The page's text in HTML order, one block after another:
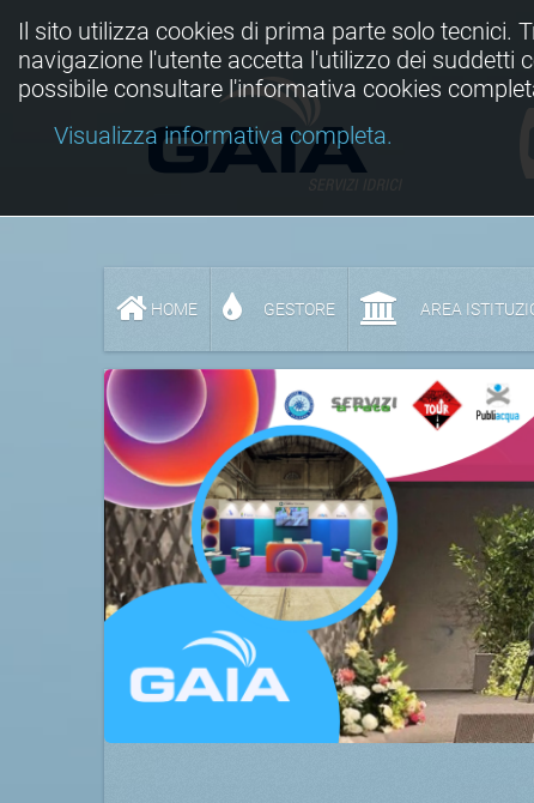
HOME GESTORE AREA
Il sito utilizza cookies di prima parte solo tecnici.
navigazione l'utente accetta l'utilizzo dei suddetti
possibile consultare l'informativa cookies
Visualizza informativa completa.